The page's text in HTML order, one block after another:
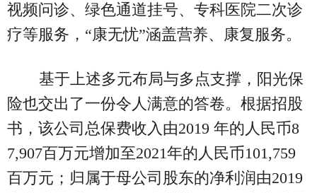
视频问诊、绿色通道挂号、专科医院二次诊
疗等服务，“康无忧”涵盖营养、康复服务。
基于上述多元布局与多点支撑，阳光保
险也交出了一份令人满意的答卷。根据招股
书，该公司总保费收入由2019 年的人民币8
7,907百万元增加至2021年的人民币101,759
百万元；归属于母公司股东的净利润由2019